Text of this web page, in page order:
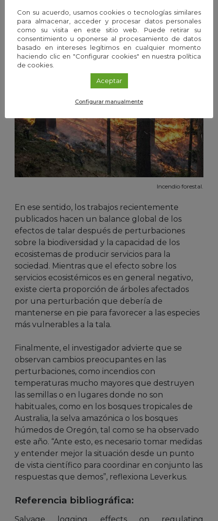
bosques”, explica Leverkus.
Incendio forestal.
En ese sentido, los trabajos recientemente
publicados hacen un balance global de los
efectos de talar después de perturbaciones
sobre la biodiversidad y la capacidad de los
ecosistemas de producir servicios para la
sociedad. Mientras que el efecto sobre los
servicios ecosistémicos es en general negativo,
existe cierta proporción de árboles afectados
por una perturbación que debería de
mantenerse en pie para favorecer a las especies
más vulnerables a la tala.
Finalmente, el investigador advierte que se
observan cambios preocupantes en las
perturbaciones, como incendios con
temperaturas mucho mayores que destruyen
las semillas o en lugares donde no son
habituales, como en los bosques tropicales de
Australia, la selva amazónica o los bosques
húmedos de Oregón, tal como se ha observado
este año. “Ante esto, es necesario tomar medidas
y entender mejor la situación desde un punto
de vista científico para coordinar en conjunto las
respuestas que demos”, reflexiona Leverkus.
Referencia bibliográfica:
Con su acuerdo, usamos cookies o tecnologías similares
para almacenar, acceder y procesar datos personales
como su visita en este sitio web. Puede retirar su
consentimiento u oponerse al procesamiento de datos
basado en intereses legítimos en cualquier momento
haciendo clic en "Configurar cookies" en nuestra política
de cookies.
Aceptar
Configurar manualmente